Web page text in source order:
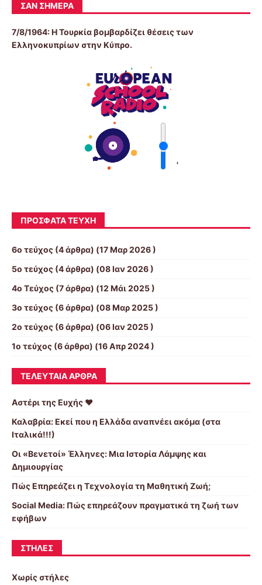
ΣΑΝ ΣΉΜΕΡΑ
7/8/1964: Η Τουρκία βομβαρδίζει θέσεις των
Ελληνοκυπρίων στην Κύπρο.
'
ΠΡΌΣΦΑΤΑ ΤΕΎΧΗ
6ο τεύχος (4 άρθρα) (17 Μαρ 2026 )
5ο τεύχος (4 άρθρα) (08 Ιαν 2026 )
4ο Τεύχος (7 άρθρα) (12 Μάι 2025 )
3ο τεύχος (6 άρθρα) (08 Μαρ 2025 )
2o τεύχος (6 άρθρα) (06 Ιαν 2025 )
1ο τεύχος (6 άρθρα) (16 Απρ 2024 )
ΤΕΛΕΥΤΑΊΑ ΆΡΘΡΑ
Αστέρι της Ευχής ❤️
Καλαβρία: Εκεί που η Ελλάδα αναπνέει ακόμα (στα
Ιταλικά!!!)
Οι «Βενετοί» Έλληνες: Μια Ιστορία Λάμψης και
Δημιουργίας
Πώς Επηρεάζει η Τεχνολογία τη Μαθητική Ζωή;
Social Media: Πώς επηρεάζουν πραγματικά τη ζωή των
εφήβων
ΣΤΉΛΕΣ
Χωρίς στήλες